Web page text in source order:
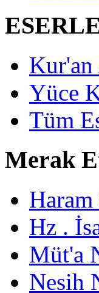
Yüce
Tüm
Merak
Hz .
Müt'a
Nesih